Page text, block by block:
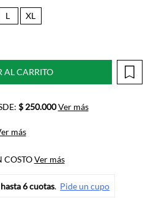
L XL
AL CARRITO
$ 250.000 Ver más
más
COSTOVer más